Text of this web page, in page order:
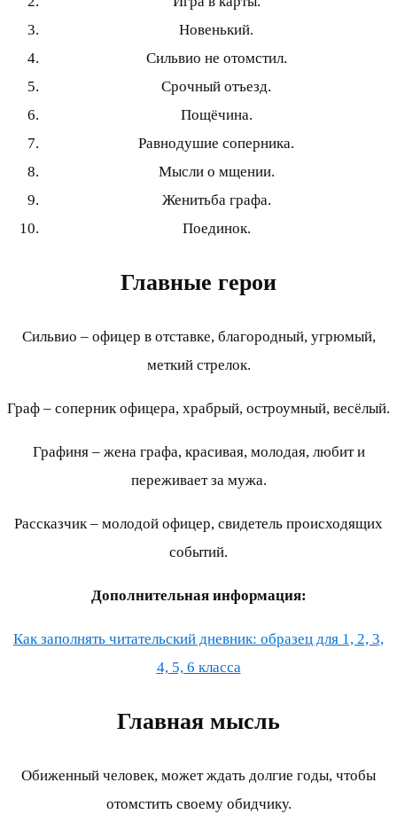
Новенький.
Сильвио не отомстил.
Срочный отъезд.
Пощёчина.
Равнодушие соперника.
Мысли о мщении.
Женитьба графа.
Поединок.
Главные герои
Сильвио – офицер в отставке, благородный, угрюмый,
меткий стрелок.
Граф – соперник офицера, храбрый, остроумный, весёлый.
Графиня – жена графа, красивая, молодая, любит и
переживает за мужа.
Рассказчик – молодой офицер, свидетель происходящих
событий.
Дополнительная информация:
Как заполнять читательский дневник: образец для 1, 2, 3,
4, 5, 6 класса
Главная мысль
Обиженный человек, может ждать долгие годы, чтобы
отомстить своему обидчику.